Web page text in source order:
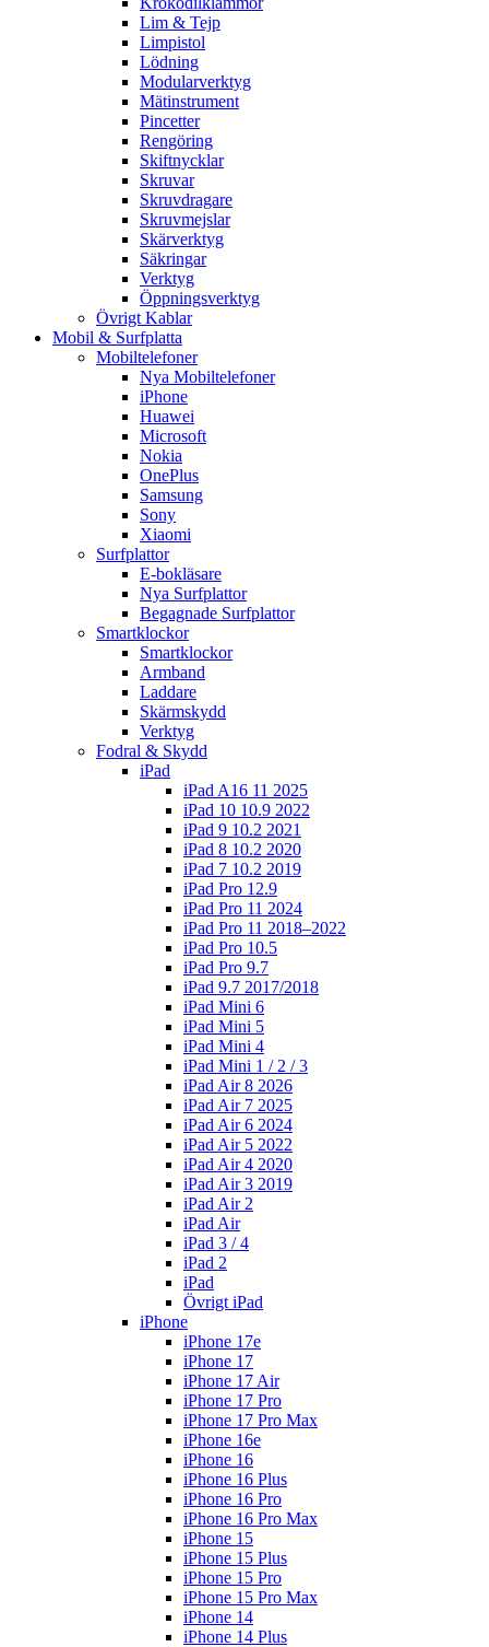
Lim & Tejp
Limpistol
Lödning
Modularverktyg
Mätinstrument
Pincetter
Rengöring
Skiftnycklar
Skruvar
Skruvdragare
Skruvmejslar
Skärverktyg
Säkringar
Verktyg
Öppningsverktyg
Övrigt Kablar
Mobil & Surfplatta
Mobiltelefoner
Nya Mobiltelefoner
iPhone
Huawei
Microsoft
Nokia
OnePlus
Samsung
Sony
Xiaomi
Surfplattor
E-bokläsare
Nya Surfplattor
Begagnade Surfplattor
Smartklockor
Smartklockor
Armband
Laddare
Skärmskydd
Verktyg
Fodral & Skydd
iPad
iPad A16 11 2025
iPad 10 10.9 2022
iPad 9 10.2 2021
iPad 8 10.2 2020
iPad 7 10.2 2019
iPad Pro 12.9
iPad Pro 11 2024
iPad Pro 11 2018–2022
iPad Pro 10.5
iPad Pro 9.7
iPad 9.7 2017/2018
iPad Mini 6
iPad Mini 5
iPad Mini 4
iPad Mini 1 / 2 / 3
iPad Air 8 2026
iPad Air 7 2025
iPad Air 6 2024
iPad Air 5 2022
iPad Air 4 2020
iPad Air 3 2019
iPad Air 2
iPad Air
iPad 3 / 4
iPad 2
iPad
Övrigt iPad
iPhone
iPhone 17e
iPhone 17
iPhone 17 Air
iPhone 17 Pro
iPhone 17 Pro Max
iPhone 16e
iPhone 16
iPhone 16 Plus
iPhone 16 Pro
iPhone 16 Pro Max
iPhone 15
iPhone 15 Plus
iPhone 15 Pro
iPhone 15 Pro Max
iPhone 14
iPhone 14 Plus